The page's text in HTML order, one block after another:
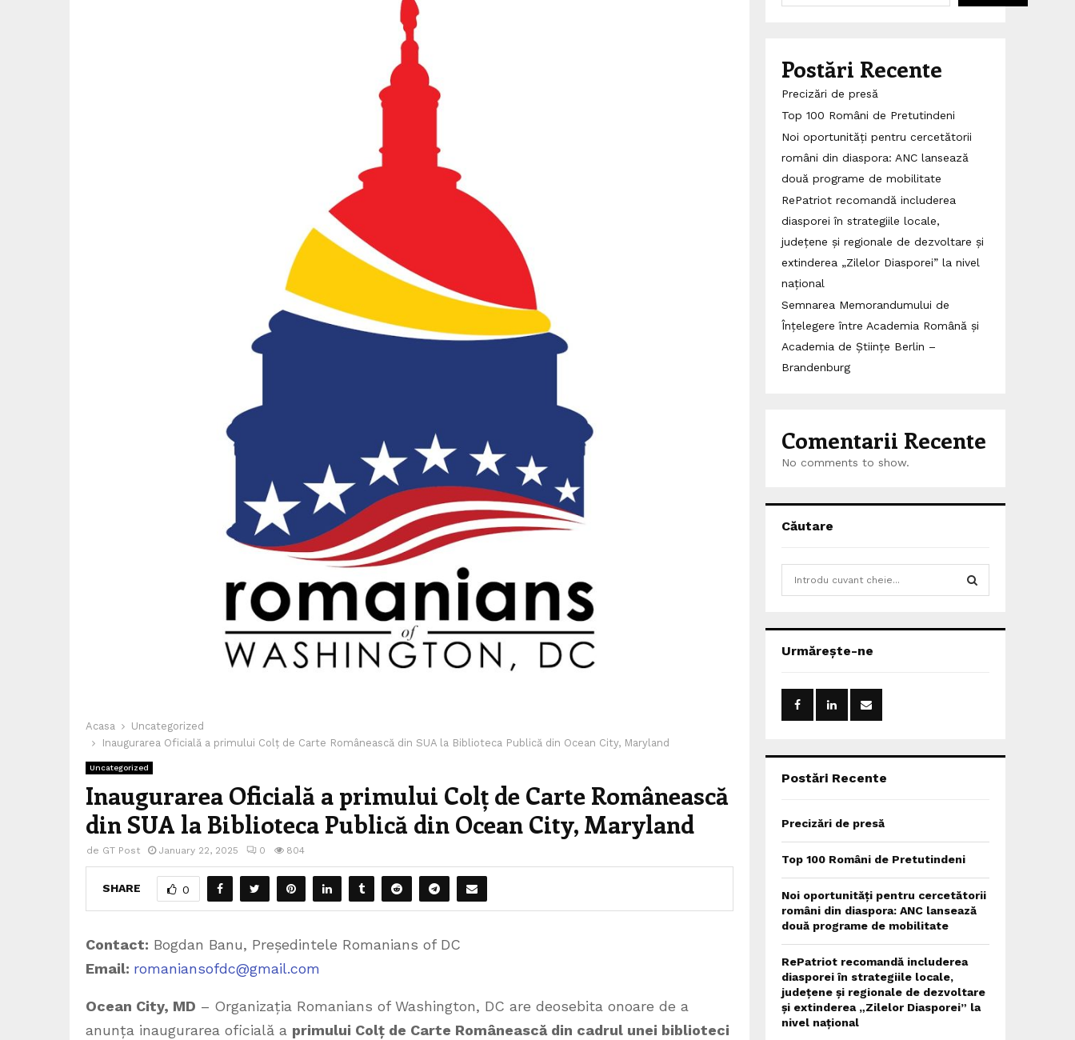
Acasa
Uncategorized
Inaugurarea Oficială a primului Colț de Carte Românească din SUA la Biblioteca Publică din Ocean City, Maryland
Uncategorized
Inaugurarea Oficială a primului Colț de Carte Românească
din SUA la Biblioteca Publică din Ocean City, Maryland
de GT Post January 22, 2025 0 804
SHARE 0
Contact: Bogdan Banu, Președintele Romanians of DC
Email: romaniansofdc@gmail.com
Ocean City, MD – Organizația Romanians of Washington, DC are deosebita onoare de a
anunța inaugurarea oficială a primului Colț de Carte Românească din cadrul unei biblioteci
Postări Recente
Precizări de presă
Top 100 Români de Pretutindeni
Noi oportunități pentru cercetătorii
români din diaspora: ANC lansează
două programe de mobilitate
RePatriot recomandă includerea
diasporei în strategiile locale,
județene și regionale de dezvoltare și
extinderea „Zilelor Diasporei” la nivel
național
Semnarea Memorandumului de
Înțelegere între Academia Română și
Academia de Științe Berlin –
Brandenburg
Comentarii Recente
No comments to show.
Căutare
h
o
:
Urmărește-ne
Postări Recente
Precizări de presă
Top 100 Români de Pretutindeni
Noi oportunități pentru cercetătorii
români din diaspora: ANC lansează
două programe de mobilitate
RePatriot recomandă includerea
diasporei în strategiile locale,
județene și regionale de dezvoltare
și extinderea „Zilelor Diasporei” la
nivel național